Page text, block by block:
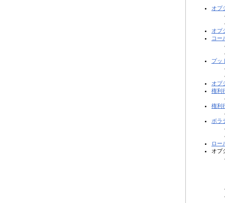
オプ
オプ
コー
プッ
オプ
権利
権利
ボラ
ロー
オプ